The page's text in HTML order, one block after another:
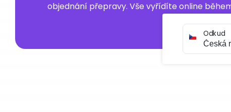
objednání přepravy. Vše vyřídíte online
Odkud